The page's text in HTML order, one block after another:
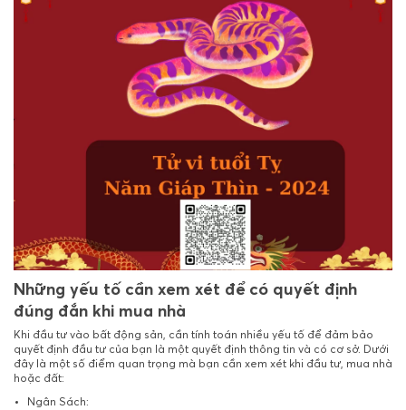
Những yếu tố cần xem xét để có quyết định
đúng đắn khi mua nhà
Khi đầu tư vào bất động sản, cần tính toán nhiều yếu tố để đảm bảo
quyết định đầu tư của bạn là một quyết định thông tin và có cơ sở. Dưới
đây là một số điểm quan trọng mà bạn cần xem xét khi đầu tư, mua nhà
hoặc đất:
Ngân Sách: